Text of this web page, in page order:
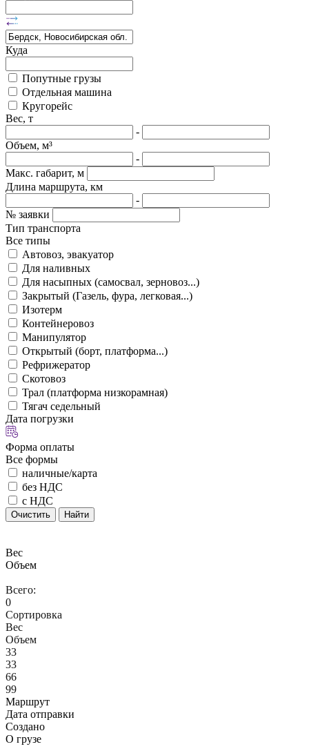
Куда
Попутные грузы
Отдельная машина
Кругорейс
Вес, т
-
Объем, м³
-
Макс. габарит, м
Длина маршрута, км
-
№ заявки
Тип транспорта
Все типы
Автовоз, эвакуатор
Для наливных
Для насыпных (самосвал, зерновоз...)
Закрытый (Газель, фура, легковая...)
Изотерм
Контейнеровоз
Манипулятор
Открытый (борт, платформа...)
Рефрижератор
Скотовоз
Трал (платформа низкорамная)
Тягач седельный
Дата погрузки
Форма оплаты
Все формы
наличные/карта
без НДС
с НДС
Очистить Найти
Вес
Объем
Всего:
0
Сортировка
Вес
Объем
33
33
66
99
Маршрут
Дата отправки
Создано
О грузе